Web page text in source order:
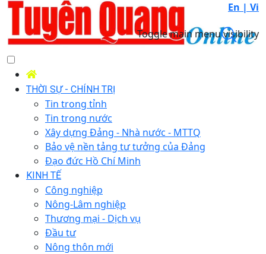
En | Vi
Toggle main menu visibility
THỜI SỰ - CHÍNH TRỊ
Tin trong tỉnh
Tin trong nước
Xây dựng Đảng - Nhà nước - MTTQ
Bảo vệ nền tảng tư tưởng của Đảng
Đạo đức Hồ Chí Minh
KINH TẾ
Công nghiệp
Nông-Lâm nghiệp
Thương mại - Dịch vụ
Đầu tư
Nông thôn mới